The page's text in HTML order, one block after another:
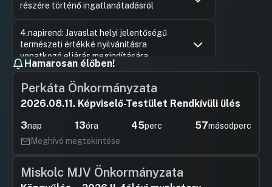
részére történő ingatlanátadásról
4.napirend: Javaslat helyi jelentőségű
természeti értékké nyilvánításra
vonatkozó eljárás megindítására
Dr.
5.napirend: Javaslat „Közterület
rendezés (parkfelújítás, köztéri szobor
elhelyezés, köz-és díszvilágítás)” kiadási
HozzászólásokUgrás a napirendi pontra
6.napirend: Beszámoló a 186/2025. (IX.
30.) Kgy. határozat alapján
HozzászólásokUgrás a napirendi pontra
7.napirend: Javaslat Győr Megyei Jogú
Hamarosan élőben!
Perkáta Önkormányzata
2026.08.11. Képviselő-Testület Rendkívüli ülés
3nap 13óra 45perc 56másodperc
Meghívó megtekintése
Miskolc MJV Önkormányzata